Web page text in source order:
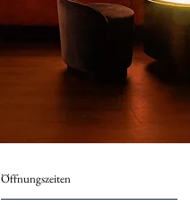
Öffnungszeiten